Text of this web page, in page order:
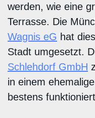
werden, wie eine
Terrasse. Die
Wagnis eG hat
Stadt umgesetzt.
Schlehdorf GmbH
in einem
bestens